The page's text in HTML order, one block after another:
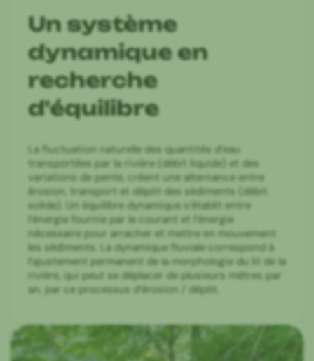
Un système
dynamique en
recherche
d'équilibre
La fluctuation naturelle des quantités d’eau
transportées par la rivière (débit liquide) et des
variations de pente, créent une alternance entre
érosion, transport et dépôt des sédiments (débit
solide). Un équilibre dynamique s’établit entre
l’énergie fournie par le courant et l’énergie
nécessaire pour arracher et mettre en mouvement
les sédiments. La dynamique fluviale correspond à
l’ajustement permanent de la morphologie du lit de la
rivière, qui peut se déplacer de plusieurs mètres par
an, par ce processus d’érosion / dépôt.